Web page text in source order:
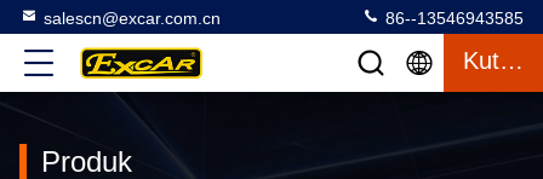
salescn@excar.com.cn 86--13546943585
Kutipan
Produk